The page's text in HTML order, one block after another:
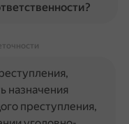
назначения
преступления,